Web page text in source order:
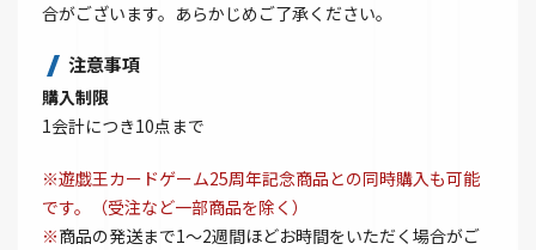
合がございます。あらかじめご了承ください。
注意事項
購入制限
1会計につき10点まで
※遊戯王カードゲーム25周年記念商品との同時購入も可能
です。（受注など一部商品を除く）
※商品の発送まで1～2週間ほどお時間をいただく場合がご